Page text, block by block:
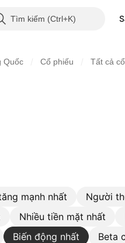
Tìm kiếm
Quốc Cổ phiếu Tất cả
mạnh nhất Người
Nhiều tiền mặt nhất
Biến động nhất Beta